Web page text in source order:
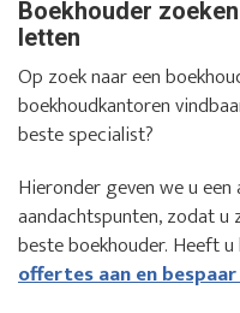
Boekhouder
letten
Op zoek naar een
boekhoudkantoren
beste specialist?
Hieronder geven we u
aandachtspunten, zodat
beste boekhouder. Heeft
offertes aan en